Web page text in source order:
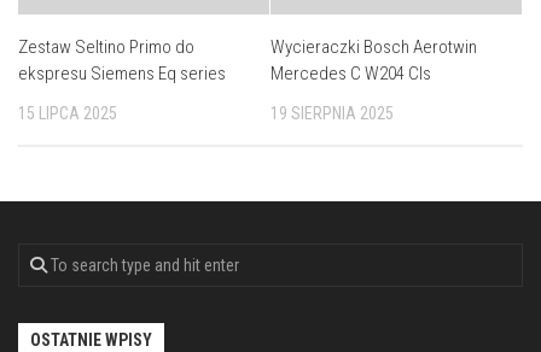
Zestaw Seltino Primo do
ekspresu Siemens Eq series
15 LIPCA 2025
Wycieraczki Bosch Aerotwin
Mercedes C W204 Cls
19 SIERPNIA 2025
OSTATNIE WPISY